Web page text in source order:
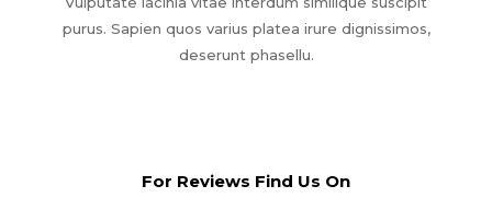
purus. Sapien quos varius platea irure dignissimos,
deserunt phasellu.
For Reviews Find Us On